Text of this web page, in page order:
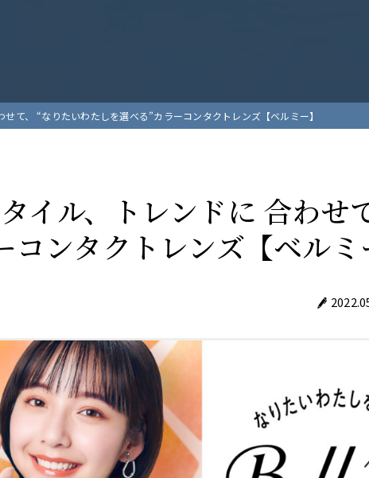
て、 “なりたいわたしを選べる”カラーコンタクトレンズ【ベルミー】
イル、トレンドに 合わせ
コンタクトレンズ【ベルミ